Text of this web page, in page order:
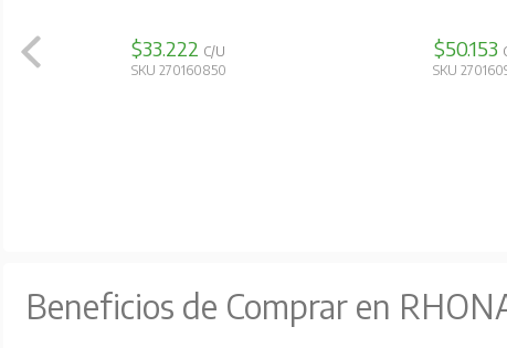
$33.222 C/U
SKU 270160850
$50.153
SKU
Beneficios de Comprar en